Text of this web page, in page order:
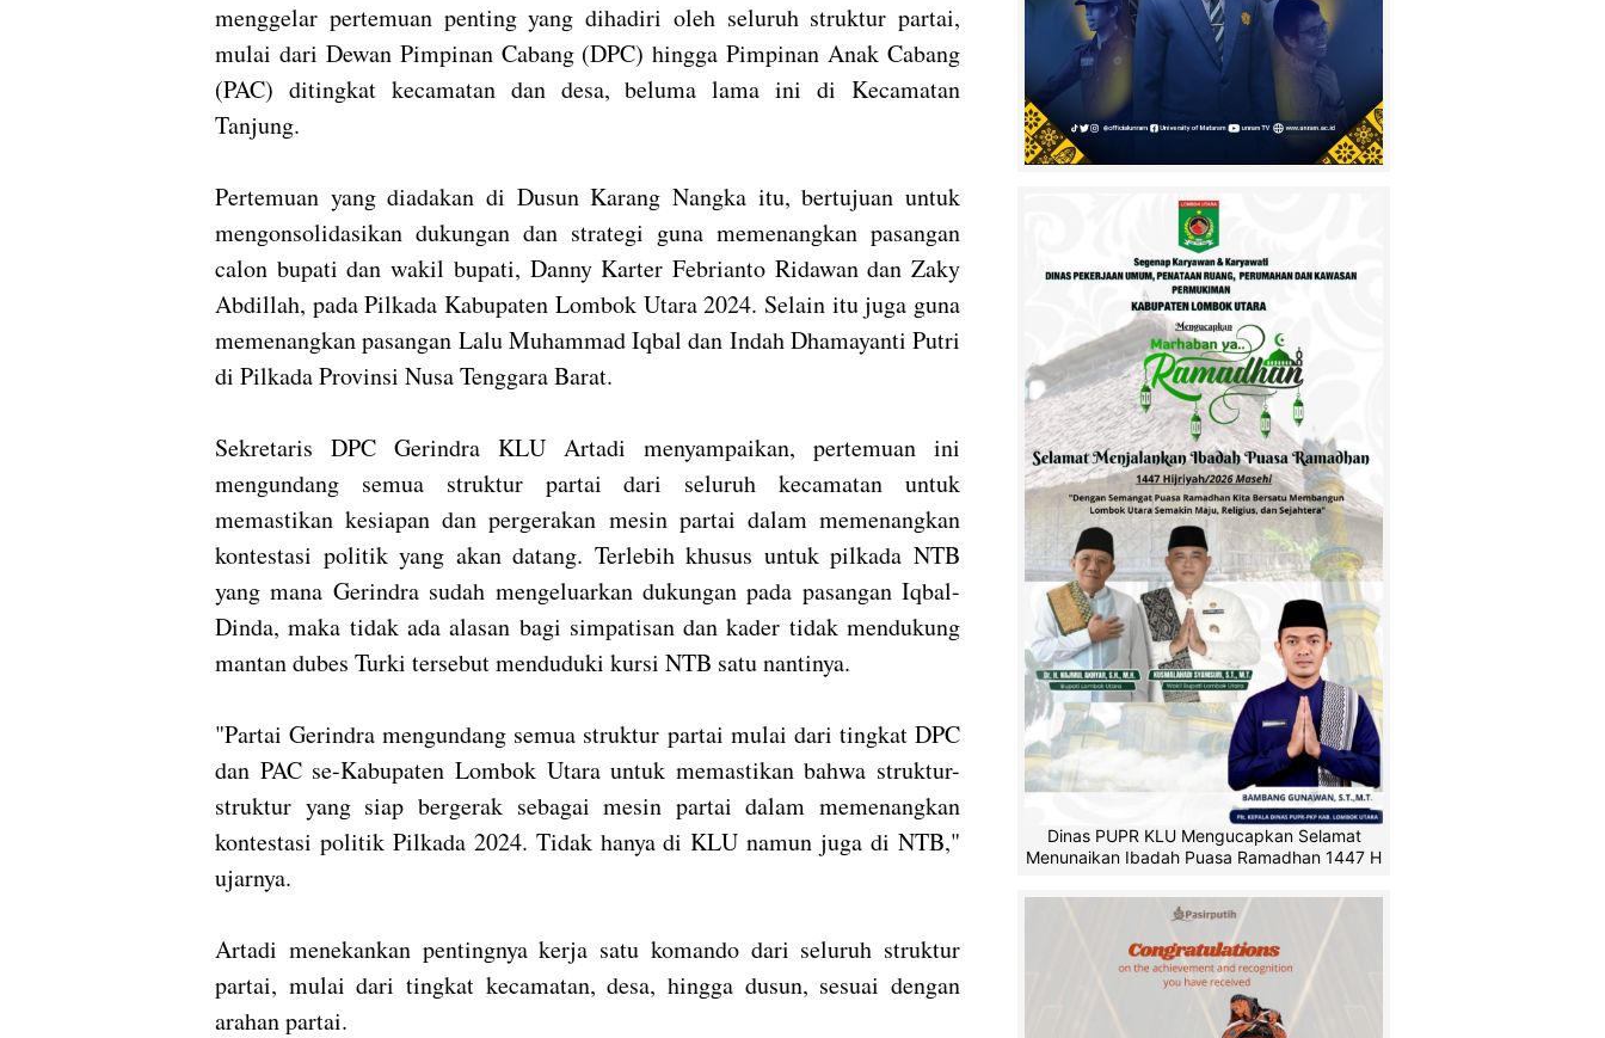
menggelar pertemuan penting yang dihadiri oleh seluruh struktur partai,
mulai dari Dewan Pimpinan Cabang (DPC) hingga Pimpinan Anak Cabang
(PAC) ditingkat kecamatan dan desa, beluma lama ini di Kecamatan
Tanjung.
Pertemuan yang diadakan di Dusun Karang Nangka itu, bertujuan untuk
mengonsolidasikan dukungan dan strategi guna memenangkan pasangan
calon bupati dan wakil bupati, Danny Karter Febrianto Ridawan dan Zaky
Abdillah, pada Pilkada Kabupaten Lombok Utara 2024. Selain itu juga guna
memenangkan pasangan Lalu Muhammad Iqbal dan Indah Dhamayanti Putri
di Pilkada Provinsi Nusa Tenggara Barat.
Sekretaris DPC Gerindra KLU Artadi menyampaikan, pertemuan ini
mengundang semua struktur partai dari seluruh kecamatan untuk
memastikan kesiapan dan pergerakan mesin partai dalam memenangkan
kontestasi politik yang akan datang. Terlebih khusus untuk pilkada NTB
yang mana Gerindra sudah mengeluarkan dukungan pada pasangan Iqbal-
Dinda, maka tidak ada alasan bagi simpatisan dan kader tidak mendukung
mantan dubes Turki tersebut menduduki kursi NTB satu nantinya.
"Partai Gerindra mengundang semua struktur partai mulai dari tingkat DPC
dan PAC se-Kabupaten Lombok Utara untuk memastikan bahwa struktur-
struktur yang siap bergerak sebagai mesin partai dalam memenangkan
kontestasi politik Pilkada 2024. Tidak hanya di KLU namun juga di NTB,"
ujarnya.
Artadi menekankan pentingnya kerja satu komando dari seluruh struktur
partai, mulai dari tingkat kecamatan, desa, hingga dusun, sesuai dengan
arahan partai.
Dinas PUPR KLU Mengucapkan Selamat
Menunaikan Ibadah Puasa Ramadhan 1447 H